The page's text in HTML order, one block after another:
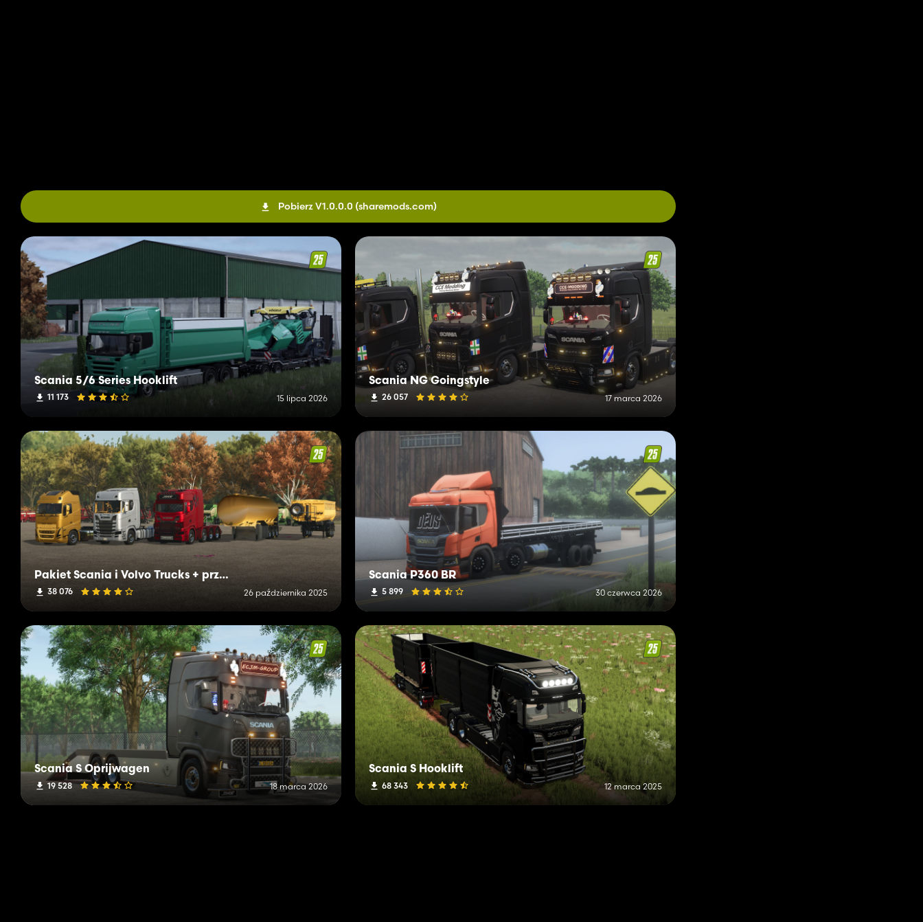
Pobierz V1.0.0.0 (sharemods.com)
Scania 5/6 Series Hooklift
11 173 15 lipca 2026
Scania NG Goingstyle
26 057 17 marca 2026
Pakiet Scania i Volvo Trucks + przyczepa
38 076 26 października 2025
Scania P360 BR
5 899 30 czerwca 2026
Scania S Oprijwagen
19 528 18 marca 2026
Scania S Hooklift
68 343 12 marca 2025